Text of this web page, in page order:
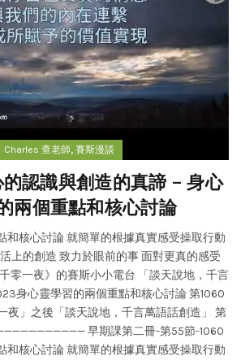
Charles 查老師, 賽斯漫談
認識與創造的真諦 – 身心
兩個重點和核心討論
和核心討論 就簡單的根據真實感受操取行動
上的創造 致力於眼前的事 面對更真的感受
零一夜》的賽斯小小電台 「談天說地，千言
身心靈學習的兩個重點和核心討論 第1060
夜」之後「談天說地，千言萬語話創造」 第
早期課第二冊-第55節-1060
和核心討論 就簡單的根據真實感受操取行動